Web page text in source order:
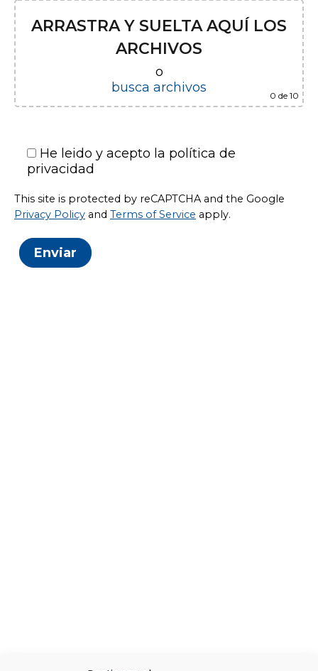
ARRASTRA Y SUELTA AQUÍ LOS
ARCHIVOS
o
busca archivos
0 de 10
He leido y acepto la política de
privacidad
This site is protected by reCAPTCHA and the Google
Privacy Policy and Terms of Service apply.